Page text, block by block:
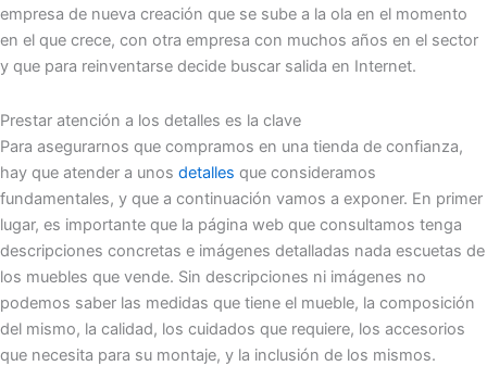
empresa de nueva creación que se sube a la ola en el momento
en el que crece, con otra empresa con muchos años en el sector
y que para reinventarse decide buscar salida en Internet.
Prestar atención a los detalles es la clave
Para asegurarnos que compramos en una tienda de confianza,
hay que atender a unos detalles que consideramos
fundamentales, y que a continuación vamos a exponer. En primer
lugar, es importante que la página web que consultamos tenga
descripciones concretas e imágenes detalladas nada escuetas de
los muebles que vende. Sin descripciones ni imágenes no
podemos saber las medidas que tiene el mueble, la composición
del mismo, la calidad, los cuidados que requiere, los accesorios
que necesita para su montaje, y la inclusión de los mismos.